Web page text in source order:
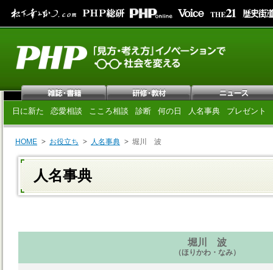
日に新た 恋愛相談 こころ相談 診断 何の日 人名事典 プレゼント
HOME お役立ち 人名事典 堀川 波
人名事典
堀川 波
（ほりかわ・なみ）